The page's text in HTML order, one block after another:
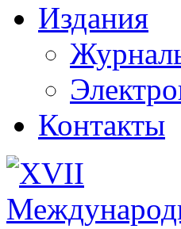
Издания
Контакты